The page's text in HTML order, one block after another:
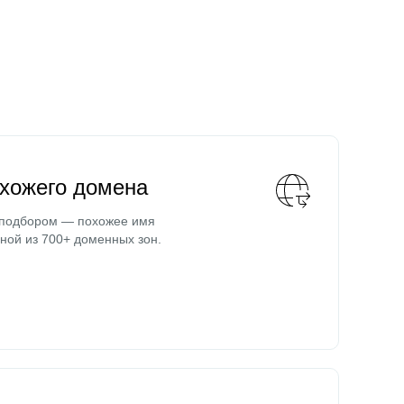
домена
— похожее имя
из 700+ доменных зон.